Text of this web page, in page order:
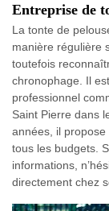
Entreprise de
La tonte de
manière régulière
toutefois
chronophage. Il
professionnel
Saint Pierre dans
années, il propose
tous les budgets.
informations,
directement chez